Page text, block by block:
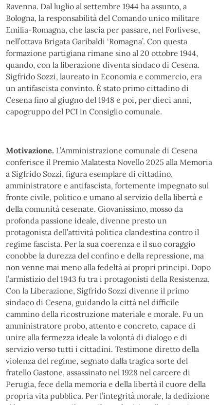
Ravenna. Dal luglio al settembre 1944 ha assunto, a
Bologna, la responsabilità del Comando unico militare
Emilia-Romagna, che lascia per passare, nel Forlivese,
nell’ottava Brigata Garibaldi ‘Romagna’. Con questa
formazione partigiana rimane sino al 20 ottobre 1944,
quando, con la liberazione diventa sindaco di Cesena.
Sigfrido Sozzi, laureato in Economia e commercio, era
un antifascista convinto. È stato primo cittadino di
Cesena fino al giugno del 1948 e poi, per dieci anni,
capogruppo del PCI in Consiglio comunale.
Motivazione. L’Amministrazione comunale di Cesena
conferisce il Premio Malatesta Novello 2025 alla Memoria
a Sigfrido Sozzi, figura esemplare di cittadino,
amministratore e antifascista, fortemente impegnato sul
fronte civile, politico e umano al servizio della libertà e
della comunità cesenate. Giovanissimo, mosso da
profonda passione ideale, divenne presto un
protagonista dell’attività politica clandestina contro il
regime fascista. Per la sua coerenza e il suo coraggio
conobbe la durezza del confino e della repressione, ma
non venne mai meno alla fedeltà ai propri principi. Dopo
l’armistizio del 1943 fu tra i protagonisti della Resistenza.
Con la Liberazione, Sigfrido Sozzi divenne il primo
sindaco di Cesena, guidando la città nel difficile
cammino della ricostruzione materiale e morale. Fu un
amministratore probo, attento e concreto, capace di
unire alla fermezza ideale la volontà di dialogo e di
servizio verso tutti i cittadini. Testimone diretto della
violenza del regime, segnato dalla tragica sorte del
fratello Gastone, assassinato nel 1928 nel carcere di
Perugia, fece della memoria e della libertà il cuore della
propria vita pubblica. Per l’integrità morale, la dedizione